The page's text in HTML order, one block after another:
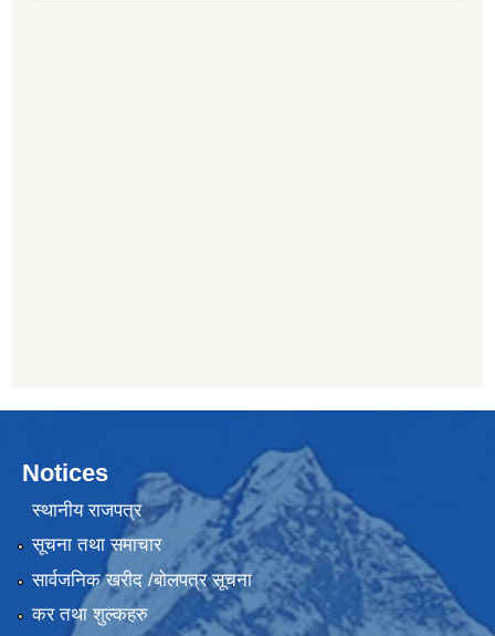
Notices
स्थानीय राजपत्र
सूचना तथा समाचार
सार्वजनिक खरीद /बोलपत्र सूचना
कर तथा शुल्कहरु